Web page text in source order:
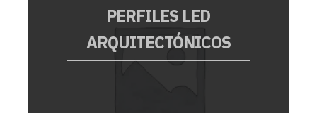
PERFILES LED
ARQUITECTÓNICOS